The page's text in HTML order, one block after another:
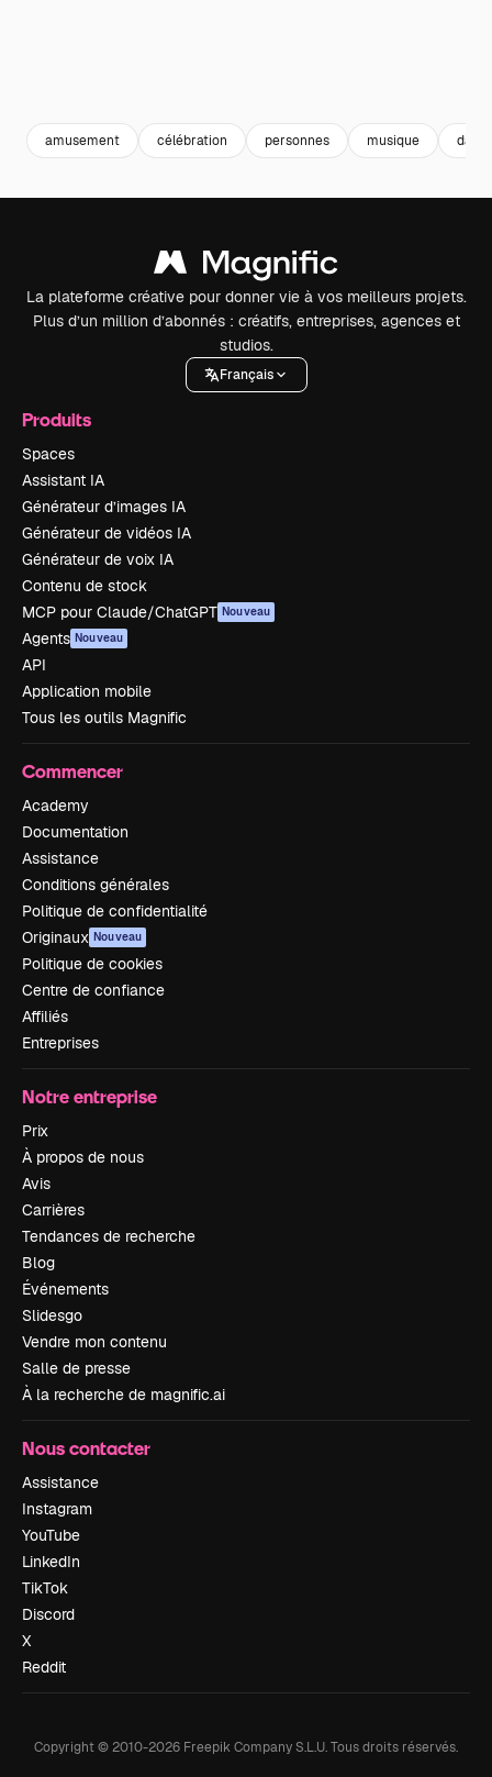
amusement célébration personnes musique
La plateforme créative pour donner vie à vos meilleurs projets.
Plus d’un million d’abonnés : créatifs, entreprises, agences et
studios.
Français
Produits
Spaces
Assistant IA
Générateur d’images IA
Générateur de vidéos IA
Générateur de voix IA
Contenu de stock
MCP pour Claude/ChatGPT Nouveau
Agents Nouveau
API
Application mobile
Tous les outils Magnific
Commencer
Academy
Documentation
Assistance
Conditions générales
Politique de confidentialité
Originaux Nouveau
Politique de cookies
Centre de confiance
Affiliés
Entreprises
Notre entreprise
Prix
À propos de nous
Avis
Carrières
Tendances de recherche
Blog
Événements
Slidesgo
Vendre mon contenu
Salle de presse
À la recherche de magnific.ai
Nous contacter
Assistance
Instagram
YouTube
LinkedIn
TikTok
Discord
X
Reddit
Copyright © 2010-2026 Freepik Company S.L.U.Tous droits réservés.